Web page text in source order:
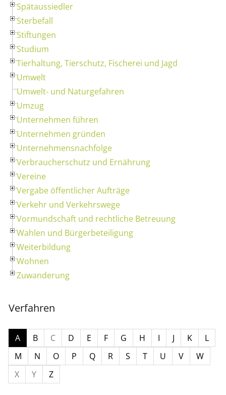
Spätaussiedler
Sterbefall
Stiftungen
Studium
Tierhaltung, Tierschutz, Fischerei und Jagd
Umwelt
Umwelt- und Naturgefahren
Umzug
Unternehmen führen
Unternehmen gründen
Unternehmensnachfolge
Verbraucherschutz und Ernährung
Vereine
Vergabe öffentlicher Aufträge
Verkehr und Verkehrswege
Vormundschaft und rechtliche Betreuung
Wahlen und Bürgerbeteiligung
Weiterbildung
Wohnen
Zuwanderung
Verfahren
A B C D E F G H I J K
L
M
N O P Q R S T U V
W
X
Y Z